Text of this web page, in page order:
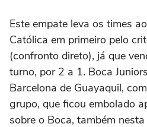
Este empate leva os times
Católica em primeiro pelo
(confronto direto), já que
turno, por 2 a 1. Boca
Barcelona de Guayaquil,
grupo, que ficou embolado
sobre o Boca, também